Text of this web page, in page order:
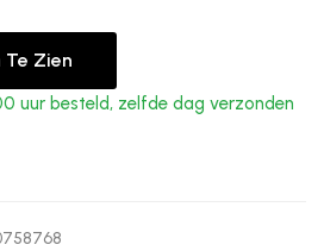
Te Zien
uur besteld, zelfde dag verzonden